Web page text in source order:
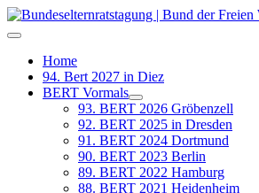
Home
94. Bert 2027 in Diez
BERT Vormals
93. BERT 2026 Gröbenzell
92. BERT 2025 in Dresden
91. BERT 2024 Dortmund
90. BERT 2023 Berlin
89. BERT 2022 Hamburg
88. BERT 2021 Heidenheim